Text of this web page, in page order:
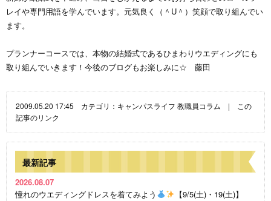
レイや専門用語を学んでいます。元気良く（＾U＾）笑顔で取り組んでい
ます。
プランナーコースでは、本物の結婚式であるひまわりウエディングにも
取り組んでいきます！今後のブログもお楽しみに☆ 藤田
2009.05.20 17:45 カテゴリ： キャンパスライフ 教職員コラム |
この
記事のリンク
最新記事
2026.08.07
憧れのウエディングドレスを着てみよう
【9/5(土)・19(土)】